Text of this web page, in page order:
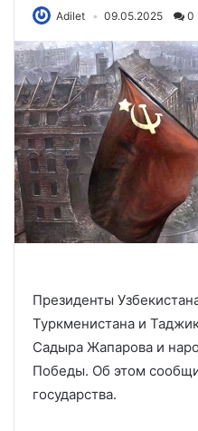
Adilet 09.05.2025 0
Президенты
Туркменистана и
Садыра Жапарова и
Победы. Об этом
государства.